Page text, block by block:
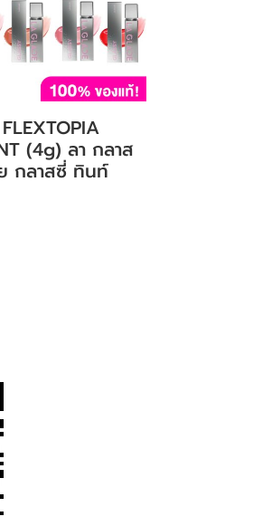
(4g) ลา กลาส
กลาสซี่ ทินท์